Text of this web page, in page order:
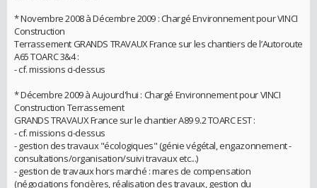
* Novembre 2008 à Décembre 2009 : Chargé Environnement pour VINCI
Construction
Terrassement GRANDS TRAVAUX France sur les chantiers de l’Autoroute
A65 TOARC 3&4 :
- cf. missions ci-dessus
* Décembre 2009 à Aujourd'hui : Chargé Environnement pour VINCI
Construction Terrassement
GRANDS TRAVAUX France sur le chantier A89 9.2 TOARC EST :
- cf. missions ci-dessus
- gestion des travaux "écologiques" (génie végétal, engazonnement -
consultations/organisation/suivi travaux etc...)
- gestion de travaux hors marché : mares de compensation
(négociations foncières, réalisation des travaux, gestion du